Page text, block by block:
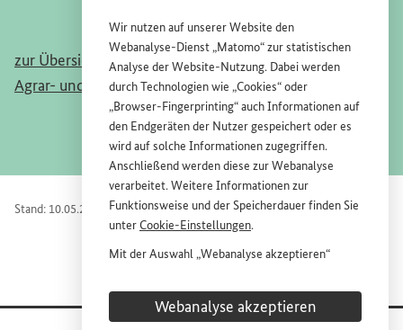
Wir nutzen auf unsererWebsite den
Webanalyse-Dienst „Matomo“ zur statistischen
Analyse derWebsite-Nutzung. Dabei werden
durch Technologien wie „Cookies“ oder
„Browser-Fingerprinting“ auch Informationen auf
den Endgeräten der Nutzer gespeichert oder es
wird auf solche Informationen zugegriffen.
Anschließend werden diese zur Webanalyse
verarbeitet. Weitere Informationen zur
Funktionsweise und der Speicherdauer finden Sie
unterCookie-Einstellungen.
Mit der Auswahl „Webanalyse akzeptieren“
Dienstes „Matomo“ auf derWebsitedes
Bundesministeriums für wirtschaftliche
Webanalyse akzeptieren
zur Übersichtsseite Sonderinitiative „Transformation der
Agrar- und Ernährungssysteme“
Stand: 10.05.2023